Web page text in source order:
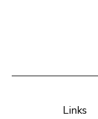
Links